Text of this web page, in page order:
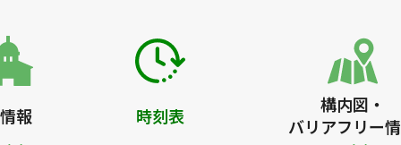
報 時刻表
構内図・
バリアフリー